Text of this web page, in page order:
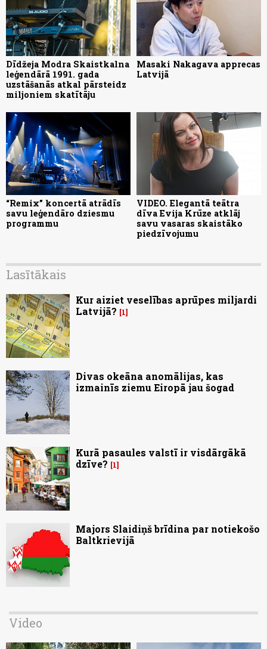
Dīdžeja Modra Skaistkalna
leģendārā 1991. gada
uzstāšanās atkal pārsteidz
miljoniem skatītāju
Masaki Nakagava apprecas
Latvijā
“Remix” koncertā atrādīs
savu leģendāro dziesmu
programmu
VIDEO. Elegantā teātra
dīva Evija Krūze atklāj
savu vasaras skaistāko
piedzīvojumu
Lasītākais
Kur aiziet veselības aprūpes miljardi
Latvijā?
1
Divas okeāna anomālijas, kas
izmainīs ziemu Eiropā jau šogad
Kurā pasaules valstī ir visdārgākā
dzīve?
1
Majors Slaidiņš brīdina par notiekošo
Baltkrievijā
Video